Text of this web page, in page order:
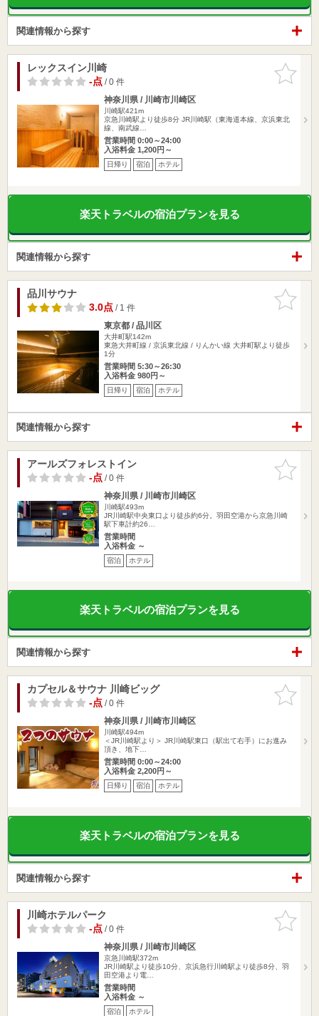
関連情報から探す
お気に入
りに追加
レックスイン川崎
-点/ 0 件
神奈川県 / 川崎市川崎区
川崎駅421m
京急川崎駅より徒歩8分 JR川崎駅（東海道本線、京浜東北
線、南武線…
営業時間 0:00～24:00
入浴料金 1,200円～
日帰り 宿泊 ホテル
楽天トラベルの宿泊プランを見る
関連情報から探す
お気に入
りに追加
品川サウナ
3.0点/ 1 件
東京都 / 品川区
大井町駅142m
東急大井町線 / 京浜東北線 / りんかい線 大井町駅より徒歩
1分
営業時間 5:30～26:30
入浴料金 980円～
日帰り 宿泊 ホテル
関連情報から探す
お気に入
りに追加
アールズフォレストイン
-点/ 0 件
神奈川県 / 川崎市川崎区
川崎駅493m
JR川崎駅中央東口より徒歩約6分。羽田空港から京急川崎
駅下車計約26…
営業時間
入浴料金 ～
宿泊 ホテル
楽天トラベルの宿泊プランを見る
関連情報から探す
お気に入
りに追加
カプセル＆サウナ 川崎ビッグ
-点/ 0 件
神奈川県 / 川崎市川崎区
川崎駅494m
＜JR川崎駅より＞ JR川崎駅東口（駅出て右手）にお進み
頂き、地下…
営業時間 0:00～24:00
入浴料金 2,200円～
日帰り 宿泊 ホテル
楽天トラベルの宿泊プランを見る
関連情報から探す
お気に入
りに追加
川崎ホテルパーク
-点/ 0 件
神奈川県 / 川崎市川崎区
京急川崎駅372m
JR川崎駅より徒歩10分、京浜急行川崎駅より徒歩8分、羽
田空港より電…
営業時間
入浴料金 ～
宿泊 ホテル